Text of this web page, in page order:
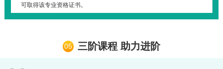
可取得该专业资格证书。
05 三阶课程 助力进阶